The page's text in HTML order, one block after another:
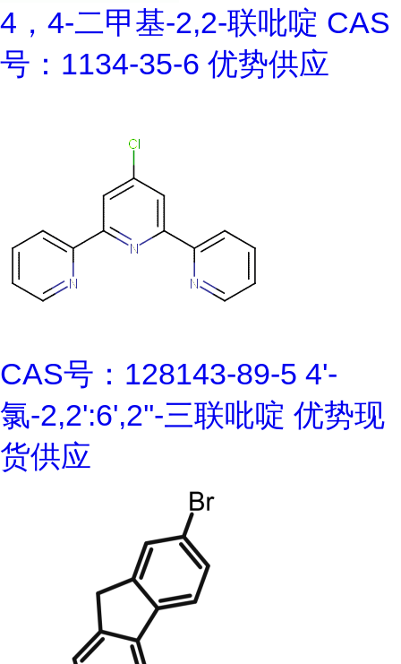
4，4-二甲基-2,2-联吡啶 CAS
号：1134-35-6 优势供应
CAS号：128143-89-5 4'-
氯-2,2':6',2''-三联吡啶 优势现
货供应